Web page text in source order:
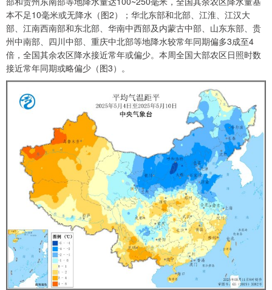
本不足10毫米或无降水（图2）；华北东部和北部、江淮、江汉大
部、江南西南部和东北部、华南中西部及内蒙古中部、山东东部、贵
州中南部、四川中部、重庆中北部等地降水较常年同期偏多3成至4
倍，全国其余农区降水接近常年或偏少。本周全国大部农区日照时数
接近常年同期或略偏少（图3）。